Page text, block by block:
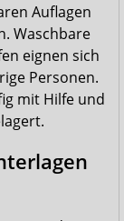
Auflagen
Waschbare
eignen sich
Personen.
mit Hilfe und